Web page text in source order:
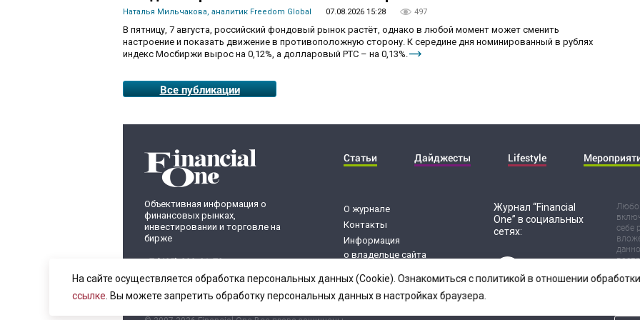
Наталья Мильчакова, аналитик Freedom Global 07.08.2026 15:28 497
В пятницу, 7 августа, российский фондовый рынок растёт, однако в любой момент может сменить
настроение и показать движение в противоположную сторону. К середине дня номинированный в рублях
индекс Мосбиржи вырос на 0,12%, а долларовый РТС – на 0,13%.
Все публикации
Объективная информация о
финансовых рынках,
инвестировании и торговле на
бирже
+7 (495) 899-01-70
info@fomag.ru
Статьи Дайджесты Lifestyle
О журнале
Контакты
Информация
о владельце сайта
персональных данных
Журнал “Financial
One” в социальных
сетях:
себе
риск
На сайте осуществляется обработка персональных данных (Cookie). Ознакомиться с политикой в отношении
ссылке . Вы можете запретить обработку персональных данных в настройках браузера.